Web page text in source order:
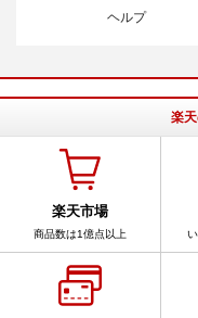
ヘルプ
楽
楽天市場
商品数は1億点以上